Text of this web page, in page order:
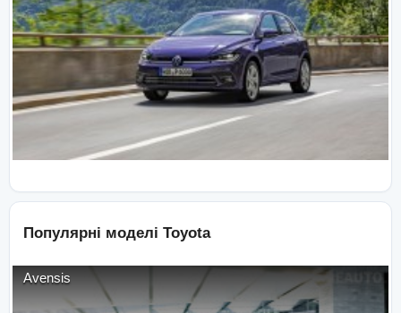
Популярні моделі Toyota
Avensis